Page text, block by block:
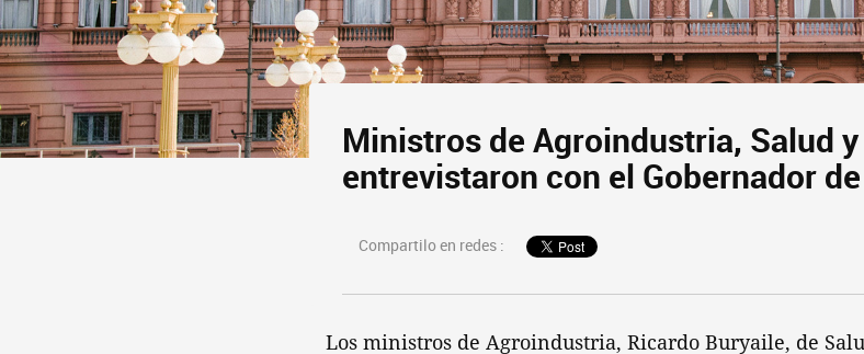
Ministros de Agroindustria, Salud
entrevistaron con el Gobernador
Compartilo en redes :
Los ministros de Agroindustria, Ricardo Buryaile, de